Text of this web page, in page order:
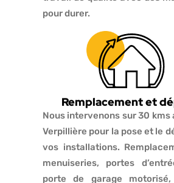
pour durer.
Remplacement et
Nous intervenons sur 30 kms
Verpillière pour la pose et le
vos installations.
menuiseries, portes
porte de garage motorisé,